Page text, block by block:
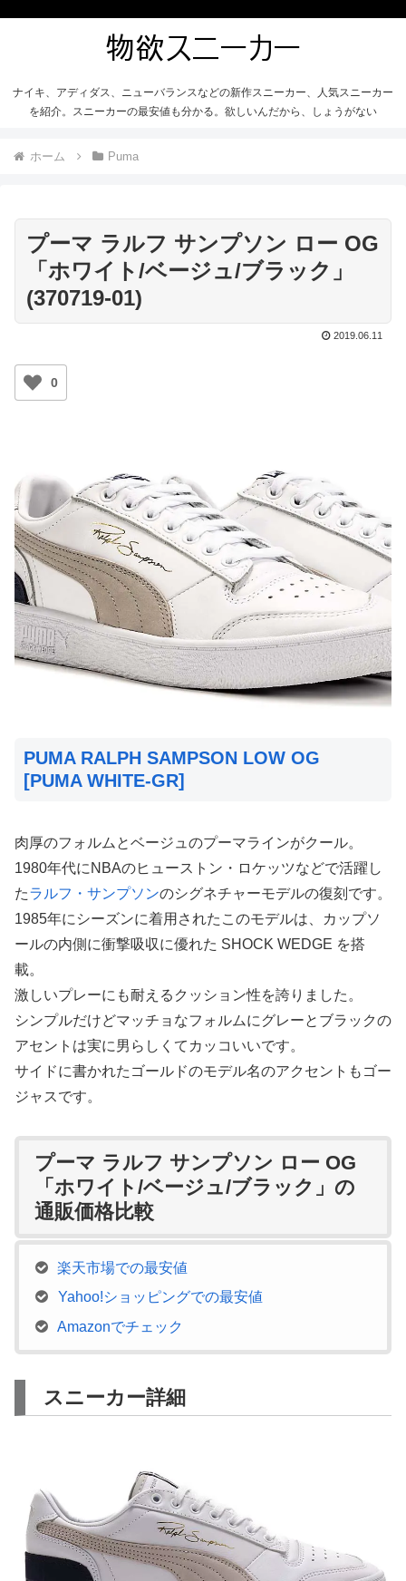
ナイキ、アディダス、ニューバランスなどの新作スニーカー、人気スニーカー
を紹介。スニーカーの最安値も分かる。欲しいんだから、しょうがない
ホーム Puma
プーマ ラルフ サンプソン ロー OG
「ホワイト/ベージュ/ブラック」
(370719-01)
2019.06.11
0
PUMA RALPH SAMPSON LOW OG
[PUMA WHITE-GR]
肉厚のフォルムとベージュのプーマラインがクール。
1980年代にNBAのヒューストン・ロケッツなどで活躍し
たラルフ・サンプソンのシグネチャーモデルの復刻です。
1985年にシーズンに着用されたこのモデルは、カップソ
ールの内側に衝撃吸収に優れた SHOCK WEDGE を搭
載。
激しいプレーにも耐えるクッション性を誇りました。
シンプルだけどマッチョなフォルムにグレーとブラックの
アセントは実に男らしくてカッコいいです。
サイドに書かれたゴールドのモデル名のアクセントもゴー
ジャスです。
プーマ ラルフ サンプソン ロー OG
「ホワイト/ベージュ/ブラック」の
通販価格比較
楽天市場での最安値
Yahoo!ショッピングでの最安値
Amazonでチェック
スニーカー詳細